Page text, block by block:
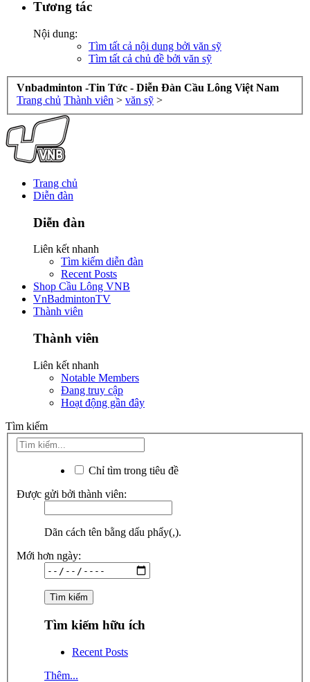
Tương tác
Nội dung:
Tìm tất cả nội dung bởi văn sỹ
Tìm tất cả chủ đề bởi văn sỹ
Vnbadminton -Tin Tức - Diễn Đàn Cầu Lông Việt Nam
Trang chủ Thành viên > văn sỹ >
Trang chủ
Diễn đàn
Diễn đàn
Liên kết nhanh
Tìm kiếm diễn đàn
Recent Posts
Shop Cầu Lông VNB
VnBadmintonTV
Thành viên
Thành viên
Liên kết nhanh
Notable Members
Đang truy cập
Hoạt động gần đây
Tìm kiếm
Chỉ tìm trong tiêu đề
Được gửi bởi thành viên:
Dãn cách tên bằng dấu phẩy(,).
Mới hơn ngày:
Tìm kiếm hữu ích
Recent Posts
Thêm...